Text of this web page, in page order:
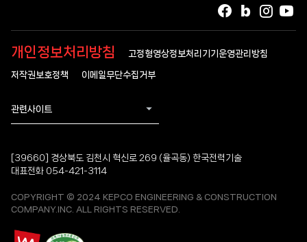
인스
블로그
페이스북
개인정보처리방침 고정형영상정보처리기기운영관리방침
저작권보호정책 이메일무단수집거부
관련사이트
[39660] 경상북도 김천시 혁신로 269 (율곡동) 한국전력기술
대표전화 054-421-3114
COPYRIGHT © 2024 KEPCO ENGINEERING & CONSTRUCTION
COMPANY.INC. ALL RIGHTS RESERVED.